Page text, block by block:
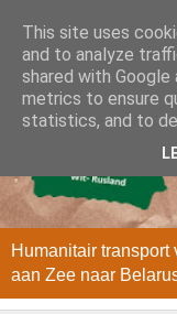
Humanitair
aan Zee naar
This site uses
and to analyze
shared with
metrics to ensure
statistics, and to